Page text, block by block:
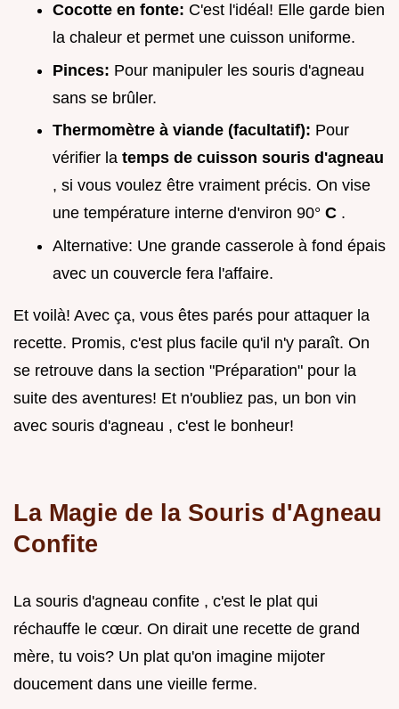
Cocotte en fonte: C'est l'idéal! Elle garde bien
la chaleur et permet une cuisson uniforme.
Pinces: Pour manipuler les souris d'agneau
sans se brûler.
Thermomètre à viande (facultatif): Pour
vérifier la temps de cuisson souris d'agneau
, si vous voulez être vraiment précis. On vise
une température interne d'environ 90° C .
Alternative: Une grande casserole à fond épais
avec un couvercle fera l'affaire.
Et voilà! Avec ça, vous êtes parés pour attaquer la
recette. Promis, c'est plus facile qu'il n'y paraît. On
se retrouve dans la section "Préparation" pour la
suite des aventures! Et n'oubliez pas, un bon vin
avec souris d'agneau , c'est le bonheur!
La Magie de la Souris d'Agneau
Confite
La souris d'agneau confite , c'est le plat qui
réchauffe le cœur. On dirait une recette de grand
mère, tu vois? Un plat qu'on imagine mijoter
doucement dans une vieille ferme.